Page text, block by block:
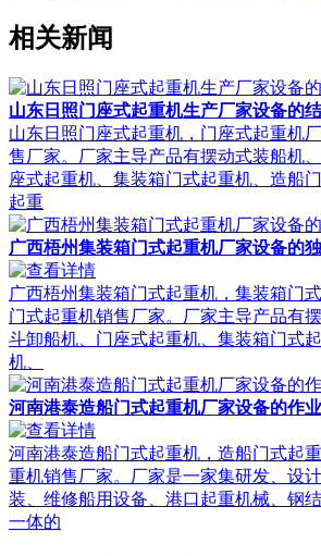
相关新闻
山东日照门座式起重机生产厂家设备的
山东日照门座式起重机，门座式起重机
售厂家。厂家主导产品有摆动式装船机
座式起重机、集装箱门式起重机、造船
起重
广西梧州集装箱门式起重机厂家设备的
广西梧州集装箱门式起重机，集装箱门
门式起重机销售厂家。厂家主导产品有
斗卸船机、门座式起重机、集装箱门式
机、
河南港泰造船门式起重机厂家设备的作
河南港泰造船门式起重机，造船门式起
重机销售厂家。厂家是一家集研发、设
装、维修船用设备、港口起重机械、钢
一体的